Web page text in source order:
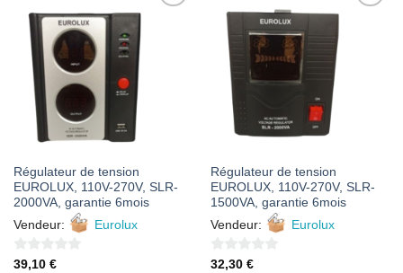
À MES
FAVORIS
Régulateur de tension
EUROLUX, 110V-270V, SLR-
2000VA, garantie 6mois
Vendeur:
Eurolux
0
39,10 €
À MES
FAVORIS
Régulateur de tension
EUROLUX, 110V-270V, SLR-
1500VA, garantie 6mois
Vendeur:
Eurolux
0
32,30 €